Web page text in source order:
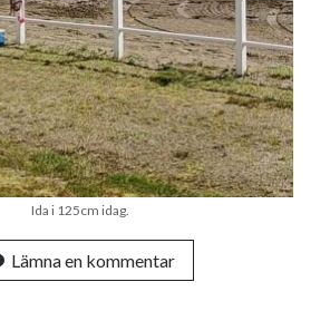
Ida i 125cm idag.
Lämna en kommentar